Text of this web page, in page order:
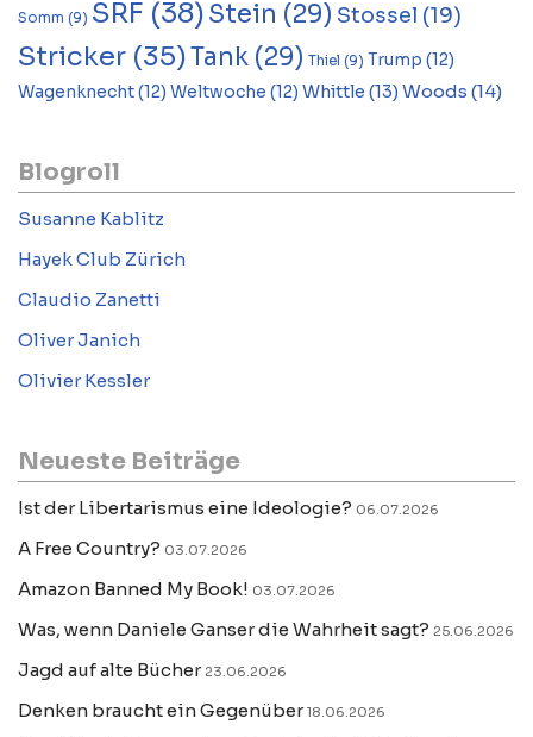
Somm (9) SRF (38)Stein (29) Stossel (19)
Stricker (35)Tank (29) Thiel (9) Trump (12)
Wagenknecht(12) Weltwoche (12) Whittle (13) Woods (14)
Blogroll
Susanne Kablitz
Hayek Club Zürich
Claudio Zanetti
Oliver Janich
Olivier Kessler
Neueste Beiträge
Ist der Libertarismus eine Ideologie? 06.07.2026
A Free Country? 03.07.2026
Amazon Banned My Book! 03.07.2026
Was, wenn Daniele Ganser die Wahrheit sagt? 25.06.2026
Jagd auf alte Bücher 23.06.2026
Denken braucht ein Gegenüber 18.06.2026